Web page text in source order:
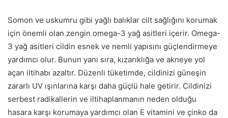
Somon ve uskumru gibi yağlı balıklar cilt sağlığını korumak
için önemli olan zengin omega-3 yağ asitleri içerir. Omega-
3 yağ asitleri cildin esnek ve nemli yapısını güçlendirmeye
yardımcı olur. Bunun yanı sıra, kızarıklığa ve akneye yol
açan iltihabı azaltır. Düzenli tüketimde, cildinizi güneşin
zararlı UV ışınlarına karşı daha güçlü hale getirir. Cildinizi
serbest radikallerin ve iltihaplanmanın neden olduğu
hasara karşı korumaya yardımcı olan E vitamini ve çinko da